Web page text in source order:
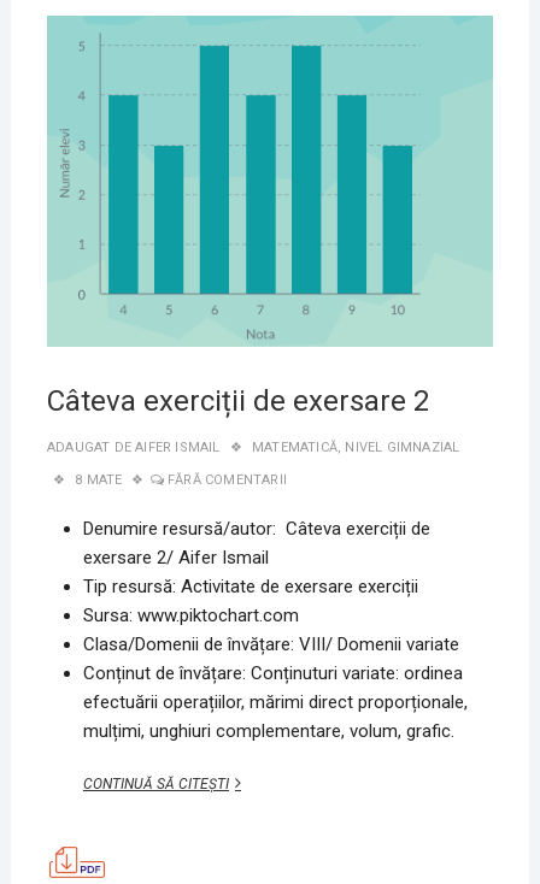
Câteva exerciții de exersare 2
ADAUGAT DEAIFER ISMAIL MATEMATICĂ, NIVEL GIMNAZIAL
8 MATE FĂRĂ COMENTARII
Denumire resursă/autor: Câteva exerciții de
exersare 2/Aifer Ismail
Tip resursă: Activitate de exersare exerciții
Sursa: www.piktochart.com
Clasa/Domenii de învățare: VIII/ Domenii variate
Conținut de învățare: Conținuturi variate: ordinea
efectuării operațiilor, mărimi direct proporționale,
mulțimi, unghiuri complementare, volum, grafic.
CONTINUĂ SĂ CITEȘTICÂTEVA